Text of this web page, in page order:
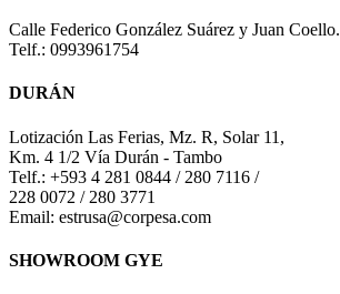
Calle Federico González Suárez y Juan Coello.
Telf.: 0993961754
DURÁN
Lotización Las Ferias, Mz. R, Solar 11,
Km. 4 1/2 Vía Durán - Tambo
Telf.: +593 4 281 0844 / 280 7116 /
228 0072 / 280 3771
Email: estrusa@corpesa.com
SHOWROOM GYE